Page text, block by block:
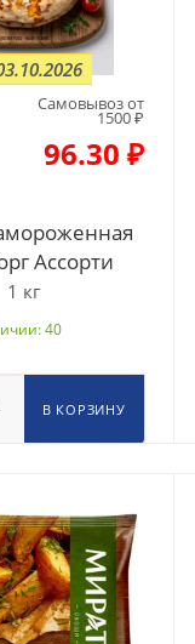
Самовывоз от
1500 ₽
96.30 ₽
Ассорти
1 кг
40
В КОРЗИНУ